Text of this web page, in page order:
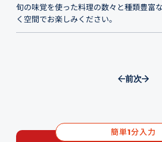
旬の味覚を使った料理の数々と種類豊富
く空間でお楽しみください。
前次
簡単1分入力